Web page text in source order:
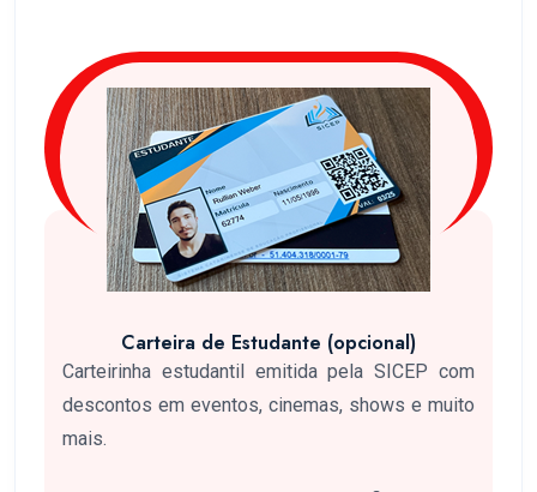
Carteira de Estudante (opcional)
Carteirinha estudantil emitida pela SICEP com
descontos em eventos, cinemas, shows e muito
mais.